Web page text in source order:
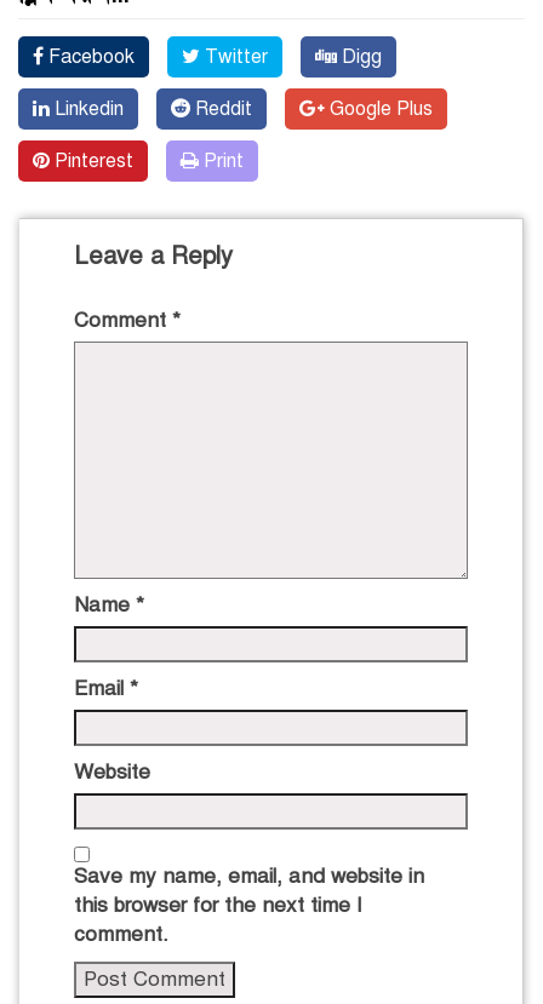
Facebook Twitter Digg
Linkedin Reddit Google Plus
Pinterest Print
Leave a Reply
Comment *
Name *
Email *
Website
Save my name, email, and website in
this browser for the next time I
comment.